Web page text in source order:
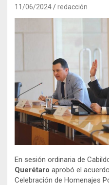
11/06/2024 redacción
En sesión ordinaria de
Querétaro aprobó el
Celebración de Homenajes